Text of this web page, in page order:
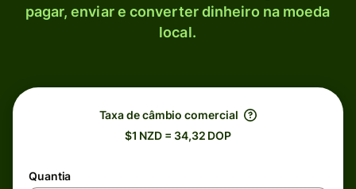
pagar, enviar e converter dinheiro na moeda
local.
Taxa de câmbio comercial
$1 NZD = 34,32 DOP
Quantia